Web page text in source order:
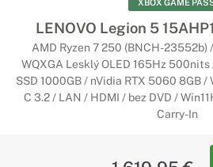
XBOX GAME
LENOVO Legion 5
AMD Ryzen 7 250 (BNCH-23552b)
WQXGA Lesklý OLED 165Hz 500nits
SSD 1000GB / nVidia RTX 5060 8GB /
C 3.2 / LAN / HDMI / bez DVD /
Carry-In